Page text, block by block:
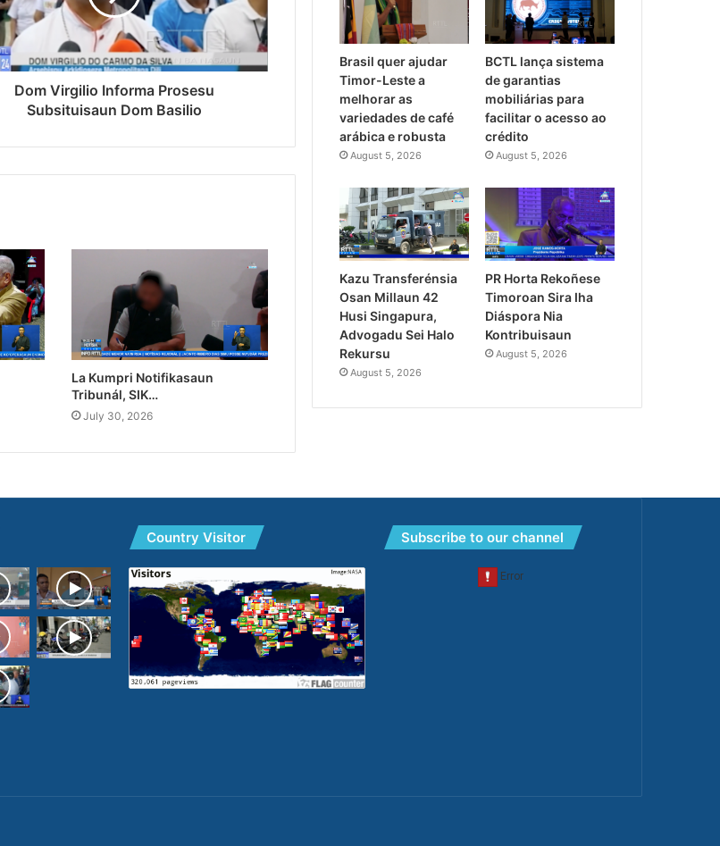
Dom Virgilio Informa Prosesu
Subsituisaun Dom Basilio
La Kumpri Notifikasaun
Tribunál, SIK…
July 30, 2026
Brasil quer ajudar
Timor-Leste a
melhorar as
variedades de café
arábica e robusta
August 5, 2026
BCTL lança sistema
de garantias
mobiliárias para
facilitar o acesso ao
crédito
August 5, 2026
Kazu Transferénsia
Osan Millaun 42
Husi Singapura,
Advogadu Sei Halo
Rekursu
August 5, 2026
PR Horta Rekoñese
Timoroan Sira Iha
Diáspora Nia
Kontribuisaun
August 5, 2026
Country Visitor Subscribe to our channel